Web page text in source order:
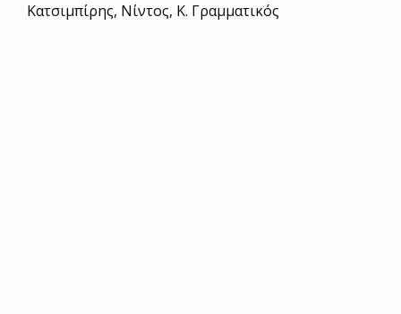
Κατσιμπίρης, Νίντος, Κ. Γραμματικός